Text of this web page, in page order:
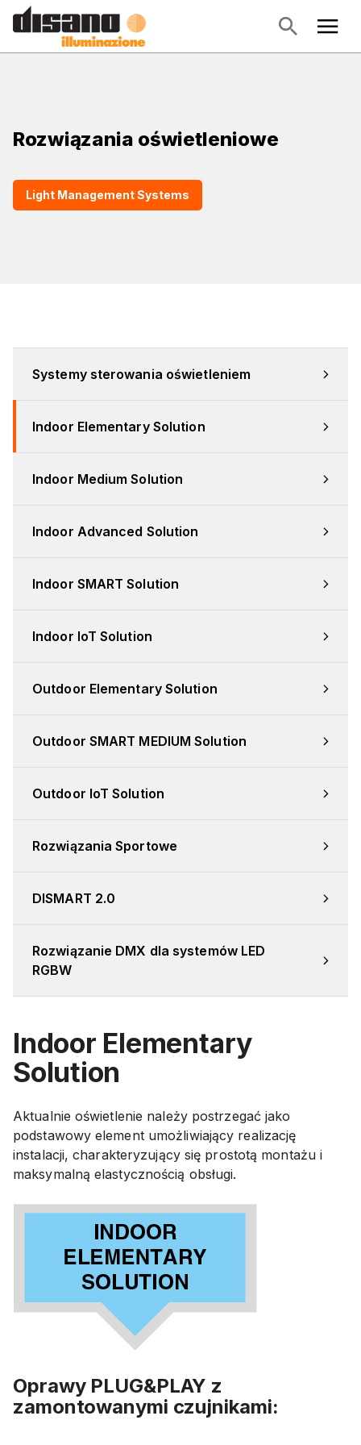
Rozwiązania oświetleniowe
Light Management Systems
Systemy sterowania oświetleniem
Indoor Elementary Solution
Indoor Medium Solution
Indoor Advanced Solution
Indoor SMART Solution
Indoor IoT Solution
Outdoor Elementary Solution
Outdoor SMART MEDIUM Solution
Outdoor IoT Solution
Rozwiązania Sportowe
DISMART 2.0
Rozwiązanie DMX dla systemów LED
RGBW
Indoor Elementary
Solution
Aktualnie oświetlenie należy postrzegać jako
podstawowy element umożliwiający realizację
instalacji, charakteryzujący się prostotą montażu i
maksymalną elastycznością obsługi.
Oprawy PLUG&PLAY z
zamontowanymi czujnikami: